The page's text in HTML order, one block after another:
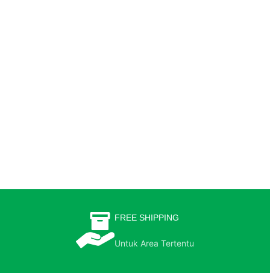
FREE SHIPPING
Untuk Area Tertentu